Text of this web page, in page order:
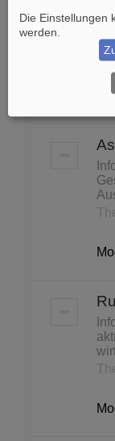
Die Einstellungen
werden.